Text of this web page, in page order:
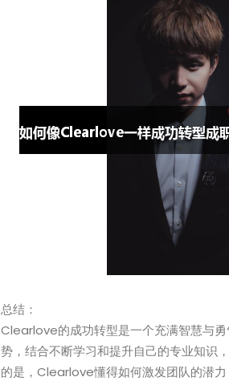
总结：
Clearlove的成功转型是一个充满智慧与
势，结合不断学习和提升自己的专业知识
的是，Clearlove懂得如何激发团队的潜